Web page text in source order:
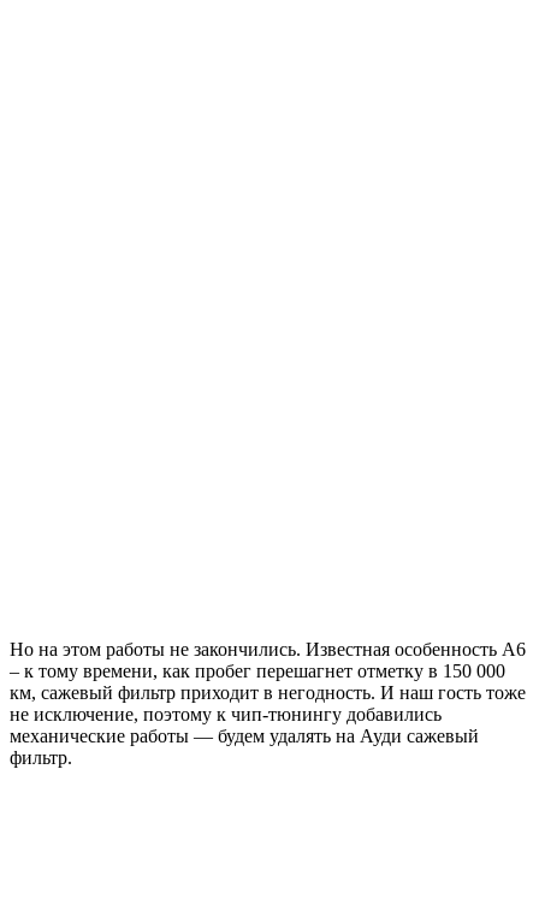
Но на этом работы не закончились. Известная особенность А6
– к тому времени, как пробег перешагнет отметку в 150 000
км, сажевый фильтр приходит в негодность. И наш гость тоже
не исключение, поэтому к чип-тюнингу добавились
механические работы — будем удалять на Ауди сажевый
фильтр.